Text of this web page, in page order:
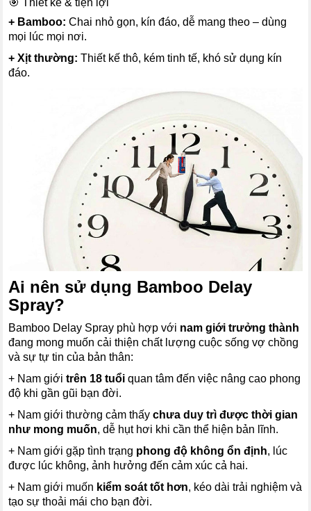
🎯 Thiết kế & tiện lợi
+ Bamboo: Chai nhỏ gọn, kín đáo, dễ mang theo – dùng
mọi lúc mọi nơi.
+ Xịt thường: Thiết kế thô, kém tinh tế, khó sử dụng kín
đáo.
Ai nên sử dụng Bamboo Delay
Spray?
Bamboo Delay Spray phù hợp với nam giới trưởng thành
đang mong muốn cải thiện chất lượng cuộc sống vợ chồng
và sự tự tin của bản thân:
+ Nam giớitrên 18 tuổi quan tâm đến việc nâng cao phong
độ khi gần gũi bạn đời.
+ Nam giới thường cảm thấychưa duy trì được thời gian
như mong muốn, dễ hụt hơi khi cần thể hiện bản lĩnh.
+ Nam giới gặp tình trạng phong độ không ổn định, lúc
được lúc không, ảnh hưởng đến cảm xúc cả hai.
+ Nam giới muốn kiểm soát tốt hơn, kéo dài trải nghiệm và
tạo sự thoải mái cho bạn đời.